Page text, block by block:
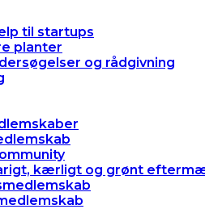
til startups
planter
og rådgivning
kærligt og grønt